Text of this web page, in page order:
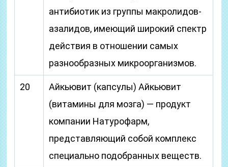
антибиотик из группы макролидов-
азалидов, имеющий широкий спектр
действия в отношении самых
разнообразных микроорганизмов.
20
Айкьювит (капсулы) Айкьювит
(витамины для мозга) — продукт
компании Натурофарм,
представляющий собой комплекс
специально подобранных веществ.